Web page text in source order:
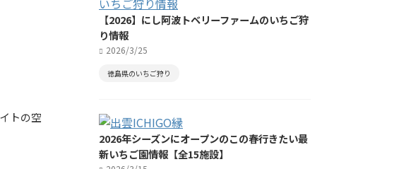
トの空
【2026】にし阿波トベリーファームのいちご狩
り情報
2026/3/25
徳島県のいちご狩り
2026年シーズンにオープンのこの春行きたい最
新いちご園情報【全15施設】